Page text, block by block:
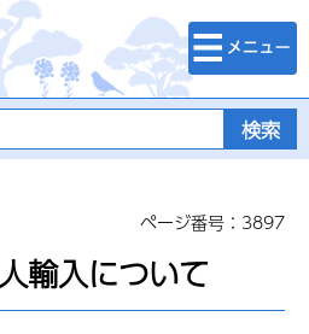
検索・メニュ
ー
ページ番号：3897
輸入について